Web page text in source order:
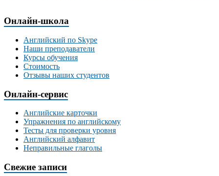
Онлайн-школа
Английский по Skype
Наши преподаватели
Курсы обучения
Стоимость
Отзывы наших студентов
Онлайн-сервис
Английские карточки
Упражнения по английскому
Тесты для проверки уровня
Английский алфавит
Неправильные глаголы
Свежие записи